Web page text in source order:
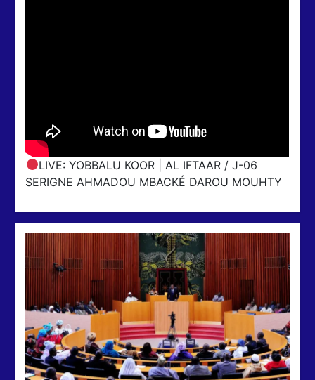
LIVE: YOBBALU KOOR | AL IFTAAR / J-06
SERIGNE AHMADOU MBACKÉ DAROU MOUHTY